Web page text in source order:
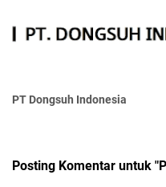
PT Dongsuh Indonesia
Posting Komentar untuk